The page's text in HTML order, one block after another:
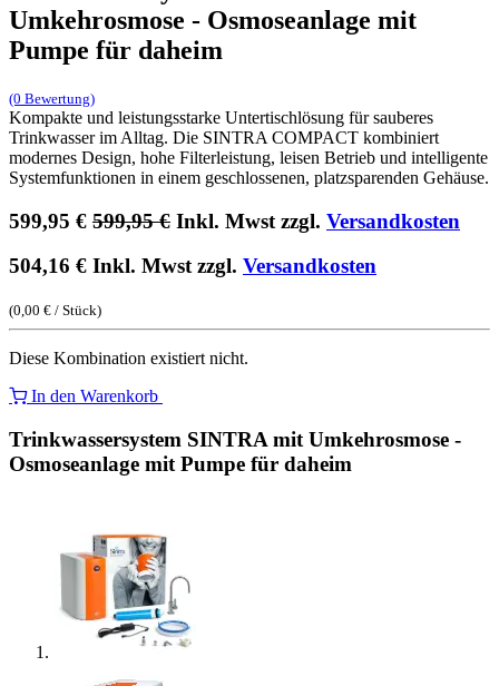
Umkehrosmose - Osmoseanlage mit
Pumpe für daheim
(0 Bewertung)
Kompakte und leistungsstarke Untertischlösung für sauberes
Trinkwasser im Alltag. Die SINTRA COMPACT kombiniert
modernes Design, hohe Filterleistung, leisen Betrieb und intelligente
Systemfunktionen in einem geschlossenen, platzsparenden Gehäuse.
599,95 € 599,95€ Inkl. Mwst zzgl. Versandkosten
504,16 € Inkl. Mwst zzgl. Versandkosten
(0,00 € / Stück)
Diese Kombination existiert nicht.
In den Warenkorb
Trinkwassersystem SINTRA mit Umkehrosmose -
Osmoseanlage mit Pumpe für daheim